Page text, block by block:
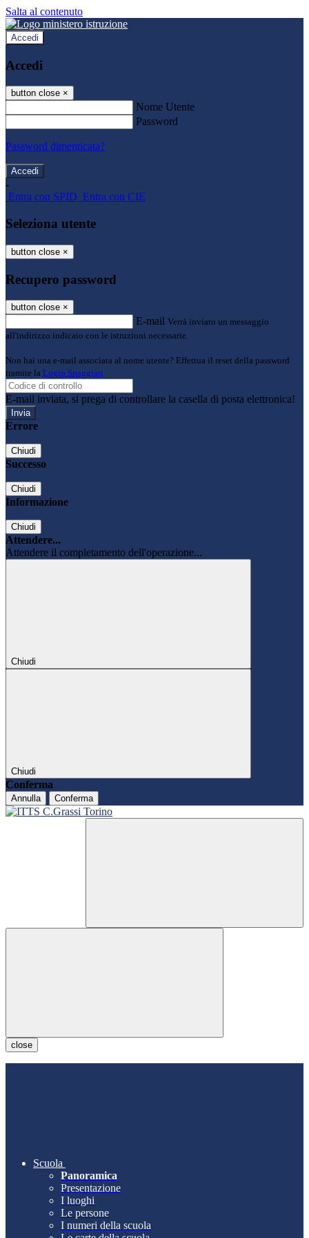
Salta al contenuto
Accedi
Accedi
button close ×
Nome Utente
Password
Password dimenticata?
-
Entra con SPID Entra con CIE
Seleziona utente
button close ×
Recupero password
button close ×
E-mail Verrà inviato un messaggio
all'indirizzo indicato con le istruzioni necessarie.
Non hai una e-mail associata al nome utente? Effettua il reset della password
tramite la Login Spaggiari
E-mail inviata, si prega di controllare la casella di posta elettronica!
Errore
Chiudi
Successo
Chiudi
Informazione
Chiudi
Attendere...
Attendere il completamento dell'operazione...
Chiudi
Chiudi
Conferma
Annulla Conferma
close
Scuola
Panoramica
Presentazione
I luoghi
Le persone
I numeri della scuola